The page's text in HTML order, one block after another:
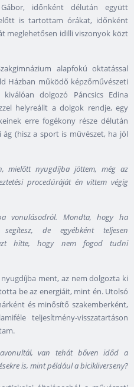
időnként délután együtt
is tartottam órákat, időnként
meglehetősen idilli viszonyok közt
alapfokú oktatással
Házban működő képzőművészeti
dolgozó Páncsics Edina
helyreállt a dolgok rendje, egy
erre fogékony része délután
(hisz a sport is művészet, ha jól
mielőtt nyugdíjba jöttem, még az
procedúráját én vittem végig
vonulásodról. Mondta, hogy ha
segítesz, de egyébként teljesen
hitte, hogy nem fogod tudni
ment, az nem dolgozta ki
be az energiáit, mint én. Utolsó
és minősítő szakemberként,
teljesítmény-visszatartáson
van tehát bőven időd a
is, mint például a bicikliverseny?